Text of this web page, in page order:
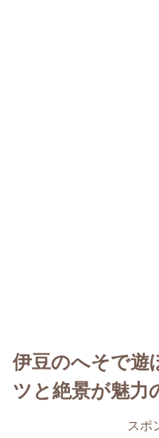
伊豆のへそで遊
ツと絶景が魅力
スポ